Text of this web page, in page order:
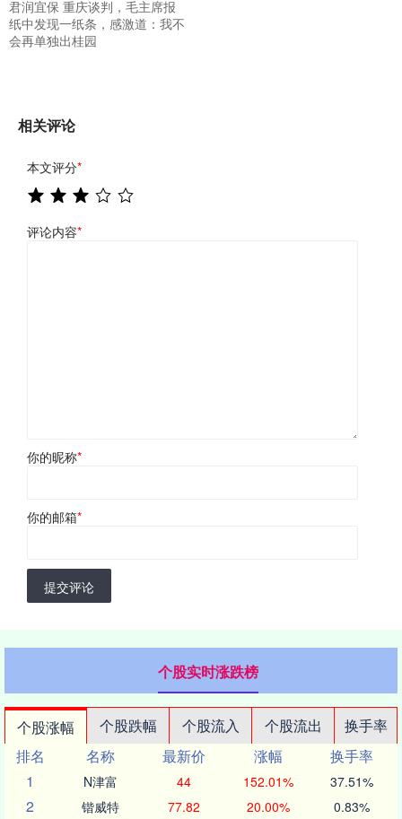
君润宜保 重庆谈判，毛主席报
纸中发现一纸条，感激道：我不
会再单独出桂园
相关评论
本文评分*
评论内容*
你的昵称*
你的邮箱*
提交评论
个股实时涨跌榜
个股涨幅 个股跌幅 个股流入 个股流出
换手率
排名
名称 最新价 涨幅
换手率
1
N津富 44 152.01% 37.51%
2 锴威特 77.82 20.00% 0.83%